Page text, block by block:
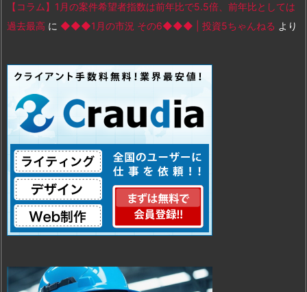
【コラム】1月の案件希望者指数は前年比で5.5倍、前年比としては
過去最高 に ◆◆◆1月の市況 その6◆◆◆ | 投資5ちゃんねる より